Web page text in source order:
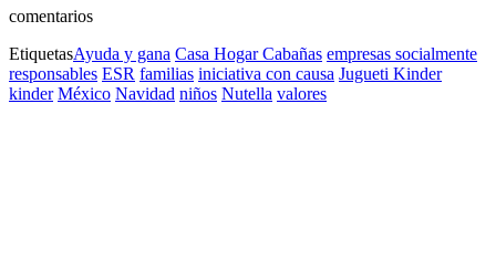
comentarios
EtiquetasAyuda y gana Casa Hogar Cabañas empresas socialmente
responsables ESR familias iniciativa con causa Jugueti Kinder
kinder México Navidad niños Nutella valores